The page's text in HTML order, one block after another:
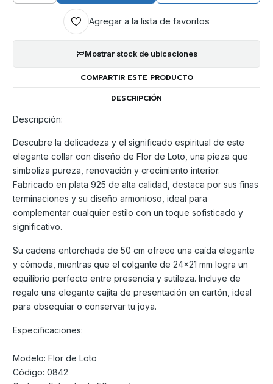
Agregar a la lista de favoritos
Mostrar stock de ubicaciones
COMPARTIR ESTE PRODUCTO
DESCRIPCIÓN
Descripción:
Descubre la delicadeza y el significado espiritual de este
elegante collar con diseño de Flor de Loto, una pieza que
simboliza pureza, renovación y crecimiento interior.
Fabricado en plata 925 de alta calidad, destaca por sus finas
terminaciones y su diseño armonioso, ideal para
complementar cualquier estilo con un toque sofisticado y
significativo.
Su cadena entorchada de 50 cm ofrece una caída elegante
y cómoda, mientras que el colgante de 24x21 mm logra un
equilibrio perfecto entre presencia y sutileza. Incluye de
regalo una elegante cajita de presentación en cartón, ideal
para obsequiar o conservar tu joya.
Especificaciones:
Modelo: Flor de Loto
Código: 0842